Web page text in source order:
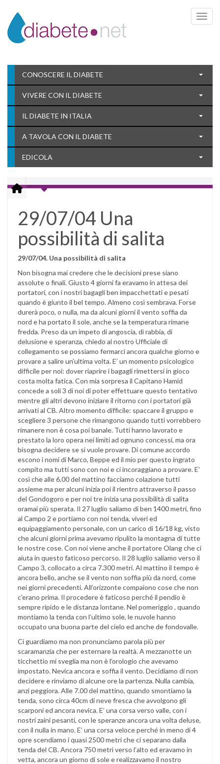
Toggle
CONOSCERE IL DIABETE
VIVERE CON IL DIABETE
IL DIABETE IN ITALIA
A TAVOLA CON IL DIABETE
EDICOLA
29/07/04 Una
possibilità di salita
29/07/04. Una possibilità di salita
Non bisogna mai credere che le decisioni prese siano
assolute o finali. Giusto 4 giorni fa eravamo in attesa dei
portatori, con i nostri bagagli ben impacchettati e pesati
quando è giunto il bel tempo. Almeno così sembrava. Forse
durerà poco, o nulla, ma da alcuni giorni il vento soffia da
nord e ha portato il sole, anche se la temperatura rimane
fredda. Preso da un impeto di angoscia, di rabbia, di
delusione e speranza, chiedo al nostro Ufficiale di
collegamento se possiamo fermarci ancora qualche giorno e
provare a salire un’ultima volta. E’ un momento psicologico
difficile per noi: dover riaprire i bagagli rimettersi in gioco
costa molta fatica. Con mia sorpresa il Capitano Hamid
concede a soli 3 di noi di poter effettuare questo tentativo
mentre gli altri devono iniziare il ritorno con i portatori già
arrivati al CB. Altro momento difficile: spaccare il gruppo e
scegliere 3 persone che rimangono quando tutti vorrebbero
rimanere non è cosa poi banale. Tutti hanno lavorato e
prestato la loro opera nei limiti ad ognuno concessi, ma ora
bisogna decidere se si vuole provare. Di comune accordo
escono i nomi di Marco, Beppe ed il mio per questo ingrato
compito ma tutti sono con noi e ci incoraggiano a provare. E’
così che alle 6.00 del mattino facciamo colazione tutti
assieme ma per alcuni inizia poi il rientro attraverso il passo
del Gondogoro e per noi tre inizia una possibilità di salita
oramai più sperata. Il 27 luglio saliamo di ben 1400 metri, fino
al Campo 2 e portiamo con noi tenda, viveri ed
equipaggiamento personale, con un carico di 16/18 kg, visto
che alcuni giorni prima avevamo ripulito la montagna di tutte
le nostre cose. Con noi viene anche il portatore Olang che ci
aiuta in questo faticoso percorso. Il 28 luglio saliamo verso il
Campo 3, collocato a circa 7.300 metri. Al mattino il tempo è
ancora bello, anche se il vento non soffia più da nord, come
nei giorni precedenti. All’orizzonte compaiono cose che non
c’erano prima. Il procedere è faticoso perché il pendio è
sempre ripido e le distanza lontane. Nel pomeriggio , quando
montiamo la tenda con l’ultimo sole, le nuvole hanno
occupato una buona parte del cielo ed anche de fondovalle.
Ci guardiamo ma non pronunciamo parola più per
scaramanzia che per esternare la realtà. A mezzanotte un
ticchettio mi sveglia ma non è l’orologio che avevamo
impostato. Nevica ancora e soffia il vento. Decidiamo di non
decidere e rinviamo di alcune ore la partenza. Nulla cambia,
anzi peggiora. Alle 7.00 del mattino, quando smontiamo la
tenda, sono circa 40cm di neve fresca che avvolgono gli
scarponi ed ancora nevica. E’ una corsa verso valle, con i
nostri zaini pesanti, con le speranze ancora una volta deluse,
con il nulla in mano. E’ una corsa veloce perché in meno di 4
opre scendiamo i quasi 2500 metri che ci separano dalla
tenda del CB. Ancora 750 metri verso l’alto ed eravamo in
vetta, ancora un giorno di sole e realizzavamo il nostro